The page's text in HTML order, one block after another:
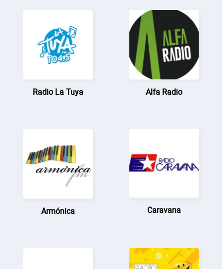
Radio La Tuya Alfa Radio
Armónica Caravana